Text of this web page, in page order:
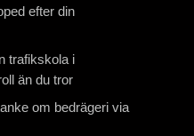
efter din
trafikskola i
än du tror
om bedrägeri via